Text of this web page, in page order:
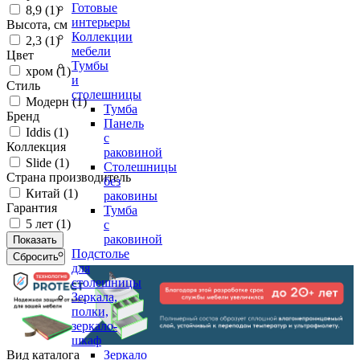
Готовые
интерьеры
Коллекции
мебели
Тумбы
и
столешницы
Тумба
Панель
с
раковиной
Столешницы
без
раковины
Тумба
с
раковиной
Подстолье
для
столешницы
Зеркала,
полки,
зеркало-
шкаф
Зеркало
8,9 (1)
Высота, см
2,3 (1)
Цвет
хром (1)
Стиль
Модерн (1)
Бренд
Iddis (1)
Коллекция
Slide (1)
Страна производитель
Китай (1)
Гарантия
5 лет (1)
Вид каталога